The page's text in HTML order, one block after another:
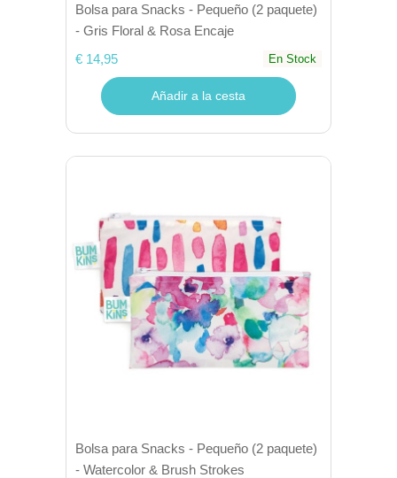
Bolsa para Snacks - Pequeño (2 paquete)
- Gris Floral & Rosa Encaje
€ 14,95
En Stock
Añadir a la cesta
Bolsa para Snacks - Pequeño (2 paquete)
- Watercolor & Brush Strokes